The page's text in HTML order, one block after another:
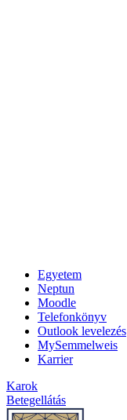
Egyetem
Neptun
Moodle
Telefonkönyv
Outlook levelezés
MySemmelweis
Karrier
Karok
Betegellátás